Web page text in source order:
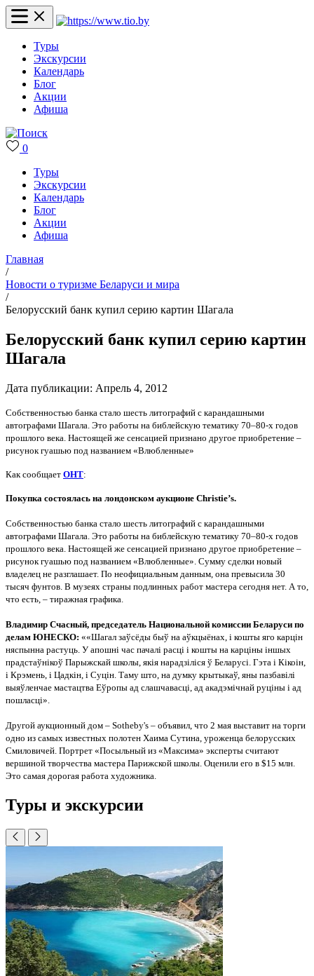
Туры
Экскурсии
Календарь
Блог
Акции
Афиша
0
Туры
Экскурсии
Календарь
Блог
Акции
Афиша
Главная
/
Новости о туризме Беларуси и мира
/
Белорусский банк купил серию картин Шагала
Белорусский банк купил серию картин
Шагала
Дата публикации: Апрель 4, 2012
Собственностью банка стало шесть литографий с карандашными
автографами Шагала. Это работы на библейскую тематику 70–80-х годов
прошлого века. Настоящей же сенсацией признано другое приобретение –
рисунок гуашью под названием «Влюбленные»
Как сообщает ОНТ:
Покупка состоялась на лондонском аукционе Christie’s.
Собственностью банка стало шесть литографий с карандашными
автографами Шагала. Это работы на библейскую тематику 70–80-х годов
прошлого века. Настоящей же сенсацией признано другое приобретение –
рисунок гуашью под названием «Влюбленные». Сумму сделки новый
владелец не разглашает. По неофициальным данным, она превысила 30
тысяч фунтов. В музеях страны подлинных работ мастера сегодня нет. А то,
что есть, – тиражная графика.
Владимир Счасный, председатель Национальной комиссии Беларуси по
делам ЮНЕСКО: ««Шагал заўсёды быў на аўкцыёнах, і кошты яго карцін
няспынна растуць. У апошні час пачалі расці і кошты на карціны іншых
прадстаўнікоў Парыжскай школы, якія нарадзіліся ў Беларусі. Гэта і Кікоін,
і Крэмень, і Цадкін, і Суцін. Таму што, на думку крытыкаў, яны пазбавілі
выяўленчае мастацтва Еўропы ад слашчавасці, ад акадэмічнай руціны і ад
пошласці».
Другой аукционный дом – Sotheby's – объявил, что 2 мая выставит на торги
одно из самых известных полотен Хаима Сутина, уроженца белорусских
Смиловичей. Портрет «Посыльный из «Максима» эксперты считают
вершиной творчества мастера Парижской школы. Оценили его в $15 млн.
Это самая дорогая работа художника.
Туры и экскурсии